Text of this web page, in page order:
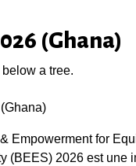
(Ghana)
Empowerment for
(BEES) 2026 est une